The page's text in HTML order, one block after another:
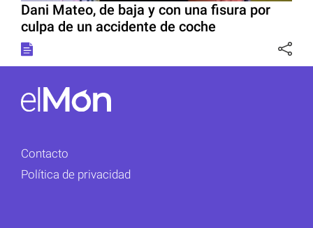
Dani Mateo, de baja y con una fisura por
culpa de un accidente de coche
Contacto
Política de privacidad